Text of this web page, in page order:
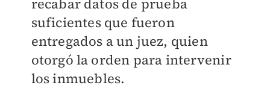
suficientes que fueron
entregados a un juez, quien
otorgó la orden para intervenir
los inmuebles.